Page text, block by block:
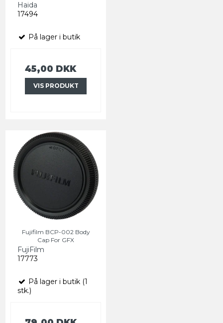
Haida
17494
På lager i butik
45,00 DKK
VIS PRODUKT
Fujifilm BCP-002 Body
Cap For GFX
FujiFilm
17773
På lager i butik (1
stk.)